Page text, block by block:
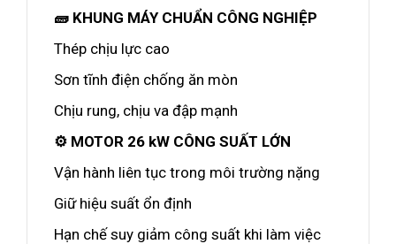
🧱 KHUNG MÁY CHUẨN CÔNG NGHIỆP
Thép chịu lực cao
Sơn tĩnh điện chống ăn mòn
Chịu rung, chịu va đập mạnh
⚙️ MOTOR 26 kW CÔNG SUẤT LỚN
Vận hành liên tục trong môi trường nặng
Giữ hiệu suất ổn định
Hạn chế suy giảm công suất khi làm việc